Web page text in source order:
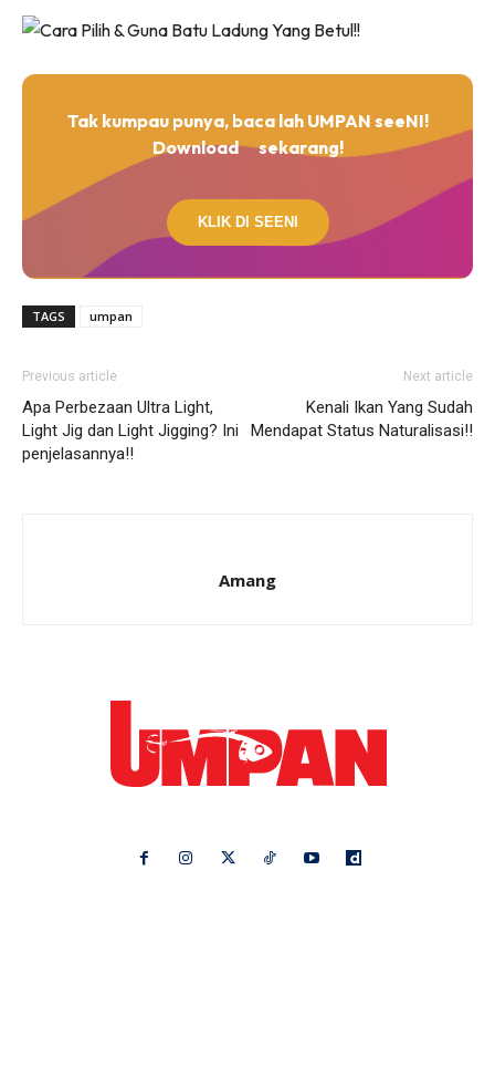
Tak kumpau punya, baca lah UMPAN seeNI!
Download
sekarang!
KLIK DI SEENI
TAGS umpan
Previous article
Apa Perbezaan Ultra Light,
Light Jig dan Light Jigging? Ini
penjelasannya!!
Next article
Kenali Ikan Yang Sudah
Mendapat Status Naturalisasi!!
Amang